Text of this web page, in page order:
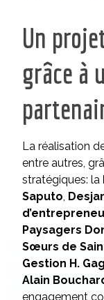
Un
grâce à
La réalisation
entre autres,
stratégiques: la
Saputo
Paysagers
Sœurs de
Gestion H.
Alain
engagement